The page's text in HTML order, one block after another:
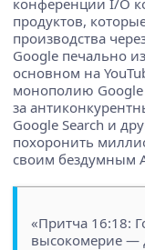
продуктов,
производства
Google печально
основном на
монополию Google
за
Google Search и
похоронить
своим бездумным
«Притча 16:18:
высокомерие —